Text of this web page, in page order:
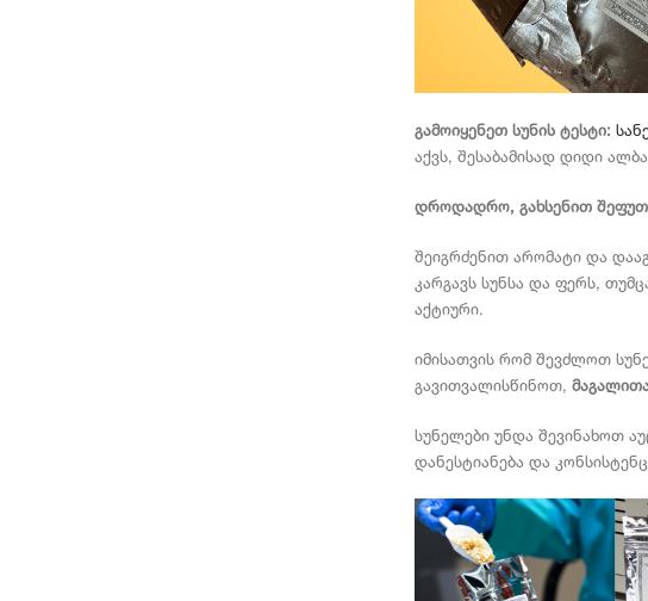
გამოიყენეთ სუნის ტესტი:
აქვს, შესაბამისად დიდი
დროდადრო, გახსენით
შეიგრძენით არომატი და
კარგავს სუნსა და ფერს,
აქტიური.
იმისათვის რომ შევძლოთ
გავითვალისწინოთ,
სუნელები უნდა შევინახოთ
დანესტიანება და